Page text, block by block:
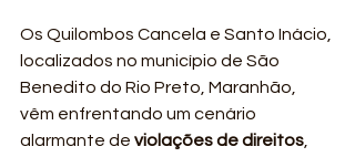
Os Quilombos Cancela e Santo Inácio,
localizados no município de São
Benedito do Rio Preto, Maranhão,
vêm enfrentando um cenário
alarmante de violações de direitos,